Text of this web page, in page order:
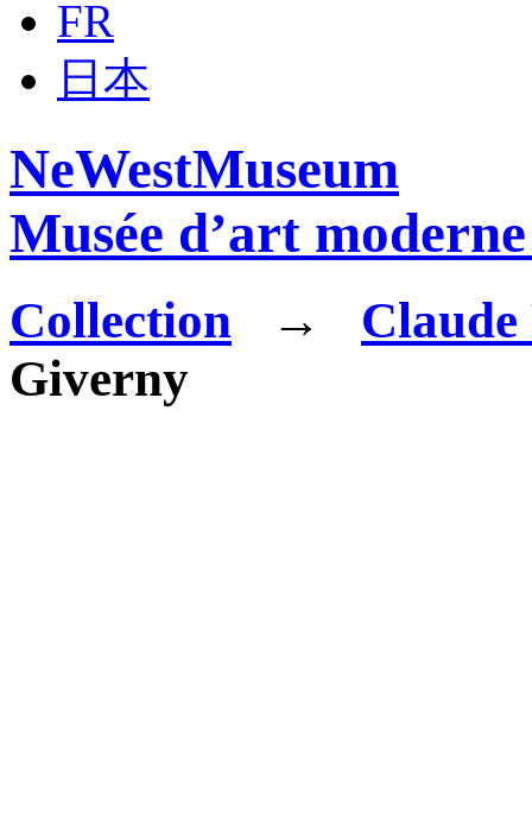
FR
日本
NeWestMuseum
Musée d’art
Collection →
Giverny